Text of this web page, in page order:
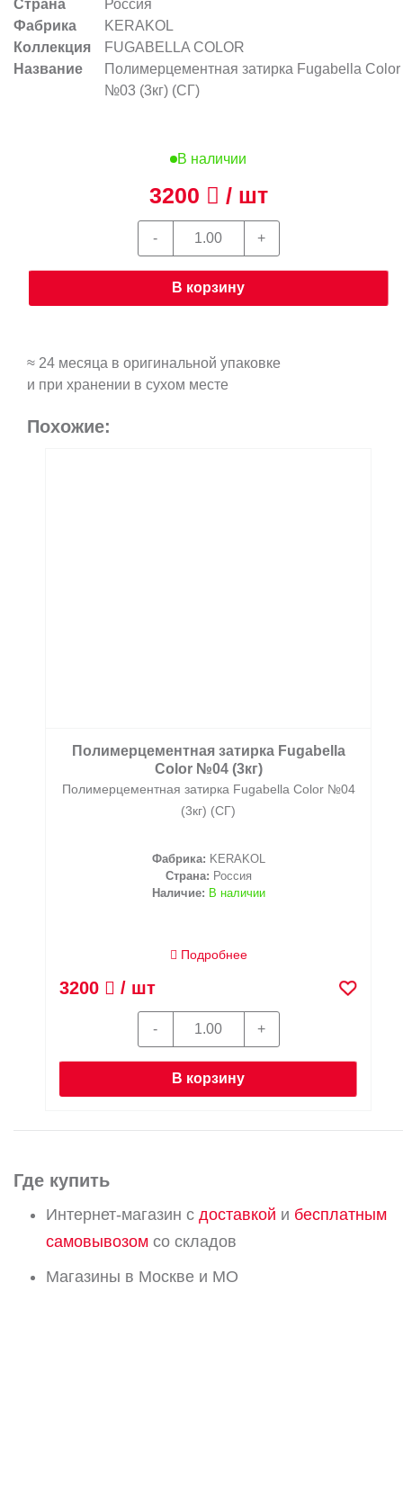
Страна
Россия
Фабрика
KERAKOL
Коллекция
FUGABELLA COLOR
Название
Полимерцементная затирка Fugabella Color
№03 (3кг) (СГ)
В наличии
3200 / шт
В корзину
≈ 24 месяца в оригинальной упаковке
и при хранении в сухом месте
Похожие:
Полимерцементная затирка Fugabella
Color №04 (3кг)
Полимерцементная затирка Fugabella Color №04
(3кг) (СГ)
Фабрика: KERAKOL
Страна: Россия
Наличие: В наличии
Подробнее
3200 / шт
В корзину
Где купить
Интернет-магазин с доставкой и бесплатным
самовывозом со складов
Магазины в Москве и МО